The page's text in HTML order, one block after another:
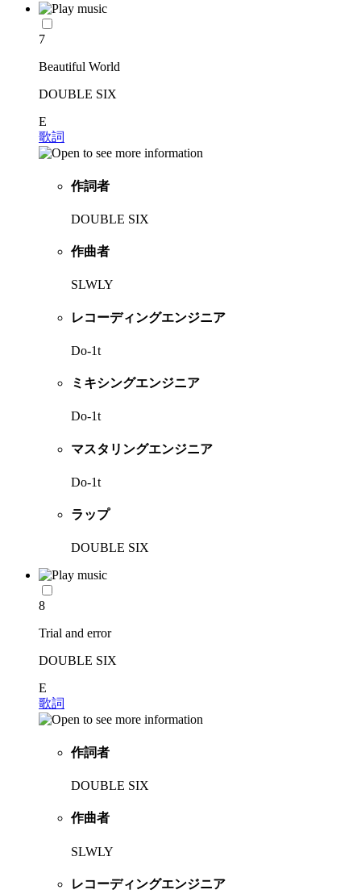
7
Beautiful World
DOUBLE SIX
E
歌詞
作詞者
DOUBLE SIX
作曲者
SLWLY
レコーディングエンジニア
Do-1t
ミキシングエンジニア
Do-1t
マスタリングエンジニア
Do-1t
ラップ
DOUBLE SIX
8
Trial and error
DOUBLE SIX
E
歌詞
作詞者
DOUBLE SIX
作曲者
SLWLY
レコーディングエンジニア